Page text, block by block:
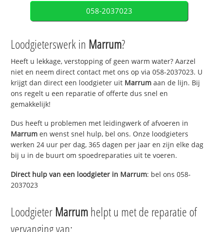
058-2037023
Loodgieterswerk in Marrum?
Heeft u lekkage, verstopping of geen warm water? Aarzel
niet en neem direct contact met ons op via 058-2037023. U
krijgt dan direct een loodgieter uit Marrum aan de lijn. Bij
ons regelt u een reparatie of offerte dus snel en
gemakkelijk!
Dus heeft u problemen met leidingwerk of afvoeren in
Marrum en wenst snel hulp, bel ons. Onze loodgieters
werken 24 uur per dag, 365 dagen per jaar en zijn elke dag
bij u in de buurt om spoedreparaties uit te voeren.
Direct hulp van een loodgieter in Marrum: bel ons 058-
2037023
Loodgieter Marrumhelpt u met de reparatie of